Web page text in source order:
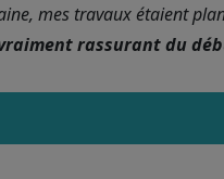
mes travaux étaient
rassurant du